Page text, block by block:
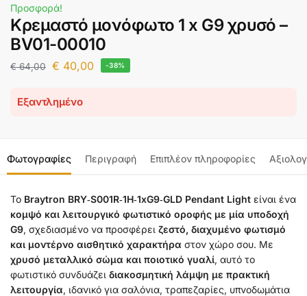
Προσφορά!
Κρεμαστό μονόφωτο 1 x G9 χρυσό –
BV01-00010
€64,00 € 40,00 -38%
Εξαντλημένο
Φωτογραφίες Περιγραφή Επιπλέον πληροφορίες
Το Braytron BRY‑S001R‑1H‑1xG9‑GLD Pendant Light είναι ένα
κομψό και λειτουργικό φωτιστικό οροφής με μία υποδοχή
G9, σχεδιασμένο να προσφέρει ζεστό, διαχυμένο φωτισμό
και μοντέρνο αισθητικό χαρακτήρα στον χώρο σου. Με
χρυσό μεταλλικό σώμα και ποιοτικό γυαλί, αυτό το
φωτιστικό συνδυάζει διακοσμητική λάμψη με πρακτική
λειτουργία, ιδανικό για σαλόνια, τραπεζαρίες, υπνοδωμάτια